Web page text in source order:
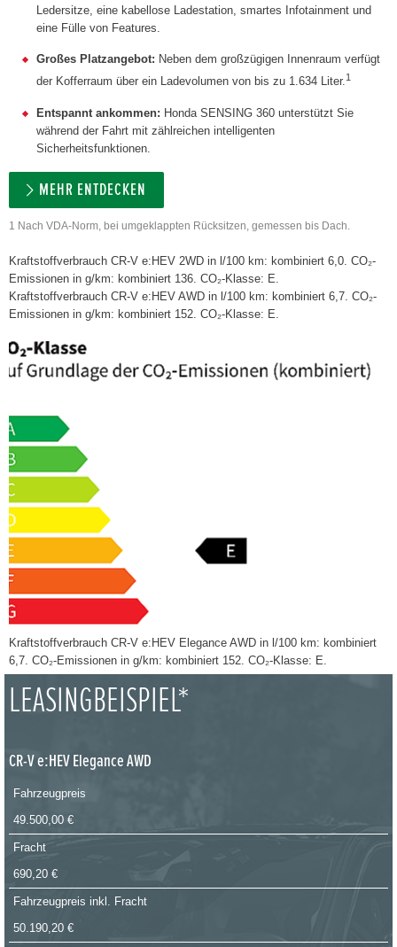
Ledersitze, eine kabellose Ladestation, smartes Infotainment und
eine Fülle von Features.
Großes Platzangebot: Neben dem großzügigen Innenraum verfügt
der Kofferraum über ein Ladevolumen von bis zu 1.634 Liter.1
Entspannt ankommen: Honda SENSING 360 unterstützt Sie
während der Fahrt mit zählreichen intelligenten
Sicherheitsfunktionen.
MEHR ENTDECKEN
1 Nach VDA-Norm, bei umgeklappten Rücksitzen, gemessen bis Dach.
Kraftstoffverbrauch CR-V e:HEV 2WD in l/100 km: kombiniert 6,0. CO₂-
Emissionen in g/km: kombiniert 136. CO₂-Klasse: E.
Kraftstoffverbrauch CR-V e:HEV AWD in l/100 km: kombiniert 6,7. CO₂-
Emissionen in g/km: kombiniert 152. CO₂-Klasse: E.
Kraftstoffverbrauch CR-V e:HEV Elegance AWD in l/100 km: kombiniert
6,7. CO₂-Emissionen in g/km: kombiniert 152. CO₂-Klasse: E.
LEASINGBEISPIEL*
CR-V e:HEV Elegance AWD
Fahrzeugpreis
49.500,00 €
Fracht
690,20 €
Fahrzeugpreis inkl. Fracht
50.190,20 €